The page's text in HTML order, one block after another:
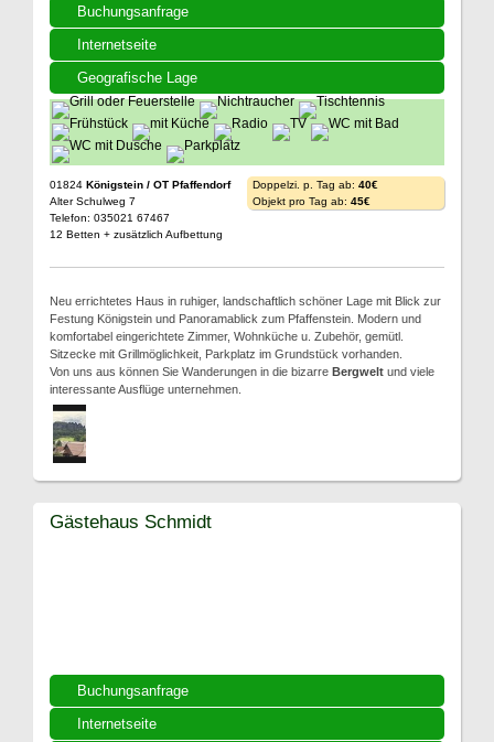
Buchungsanfrage
Internetseite
Geografische Lage
01824 Königstein / OT Pfaffendorf
Alter Schulweg 7
Telefon: 035021 67467
12 Betten + zusätzlich Aufbettung
Doppelzi. p. Tag ab: 40€
Objekt pro Tag ab: 45€
Neu errichtetes Haus in ruhiger, landschaftlich schöner Lage mit Blick zur
Festung Königstein und Panoramablick zum Pfaffenstein. Modern und
komfortabel eingerichtete Zimmer, Wohnküche u. Zubehör, gemütl.
Sitzecke mit Grillmöglichkeit, Parkplatz im Grundstück vorhanden.
Von uns aus können Sie Wanderungen in die bizarre Bergwelt und viele
interessante Ausflüge unternehmen.
Buchungsanfrage
Internetseite
Gästehaus Schmidt